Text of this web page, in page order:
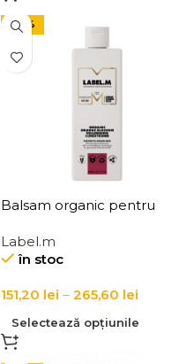
-20%
Balsam organic pentru
fin, Label.m Organic Orange
Blossom Volumising
Label.m
în stoc
151,20 lei – 265,60 lei
Selectează opțiunile